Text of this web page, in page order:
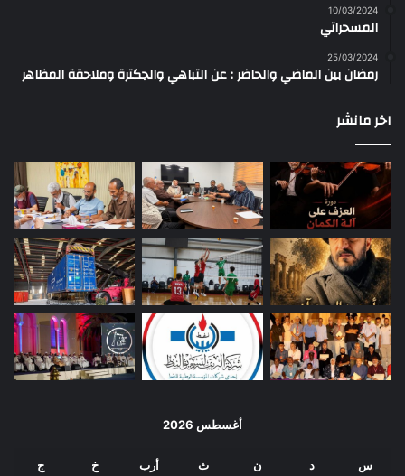
10/03/2024
المسحراتي
25/03/2024
رمضان بين الماضي والحاضر : عن التباهي والجكترة وملاحقة المظاهر
اخر مانشر
أغسطس 2026
س د ن ث أرب خ ج